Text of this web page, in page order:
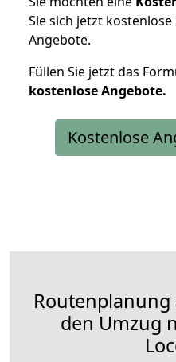
Sie sich jetzt
Angebote.
Füllen Sie jetzt das
kostenloseAngebote.
Kostenlose
den Umzug